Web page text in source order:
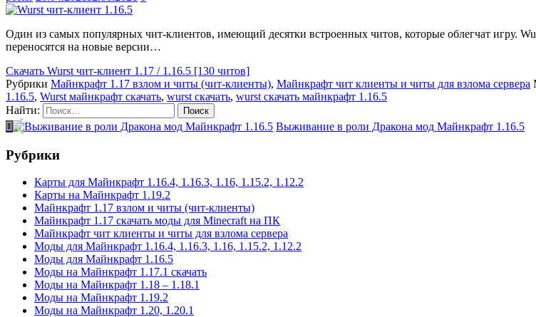
Один из самых популярных чит-клиентов, имеющий десятки встроенных читов, которые облегчат игру.
переносятся на новые версии…
Скачать Wurst чит-клиент 1.17 / 1.16.5 [130 читов]
Рубрики Майнкрафт 1.17 взлом и читы (чит-клиенты), Майнкрафт чит клиенты и читы для взлома сервера
1.16.5, Wurst майнкрафт скачать, wurst скачать, wurst скачать майнкрафт 1.16.5
Найти:
Выживание в роли Дракона мод Майнкрафт 1.16.5
Рубрики
Карты для Майнкрафт 1.16.4, 1.16.3, 1.16, 1.15.2, 1.12.2
Карты на Майнкрафт 1.19.2
Майнкрафт 1.17 взлом и читы (чит-клиенты)
Майнкрафт 1.17 скачать моды для Minecraft на ПК
Майнкрафт чит клиенты и читы для взлома сервера
Моды для Майнкрафт 1.16.4, 1.16.3, 1.16, 1.15.2, 1.12.2
Моды для Майнкрафт 1.16.5
Моды на Майнкрафт 1.17.1 скачать
Моды на Майнкрафт 1.18 – 1.18.1
Моды на Майнкрафт 1.19.2
Моды на Майнкрафт 1.20, 1.20.1